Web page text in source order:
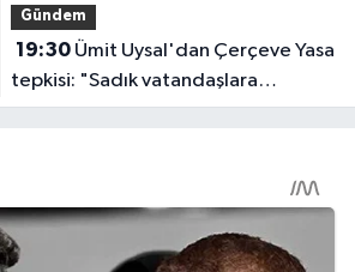
Gündem
19:30Ümit Uysal'dan Çerçeve Yasa
tepkisi: "Sadık vatandaşlara
haksızlık"